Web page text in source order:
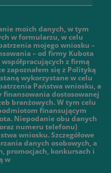
moich danych, w tym
w formularzu, w celu
mojego wniosku –
– od firmy Kubota
z firmą
zapoznałem się z Polityką
wykorzystane w celu
Państwa wniosku, a
dostosowanej
branżowych. W tym celu
finansującym
Niepodanie obu danych
numeru telefonu)
wniosku. Szczegółowe
danych osobowych, a
promocjach, konkursach i
w